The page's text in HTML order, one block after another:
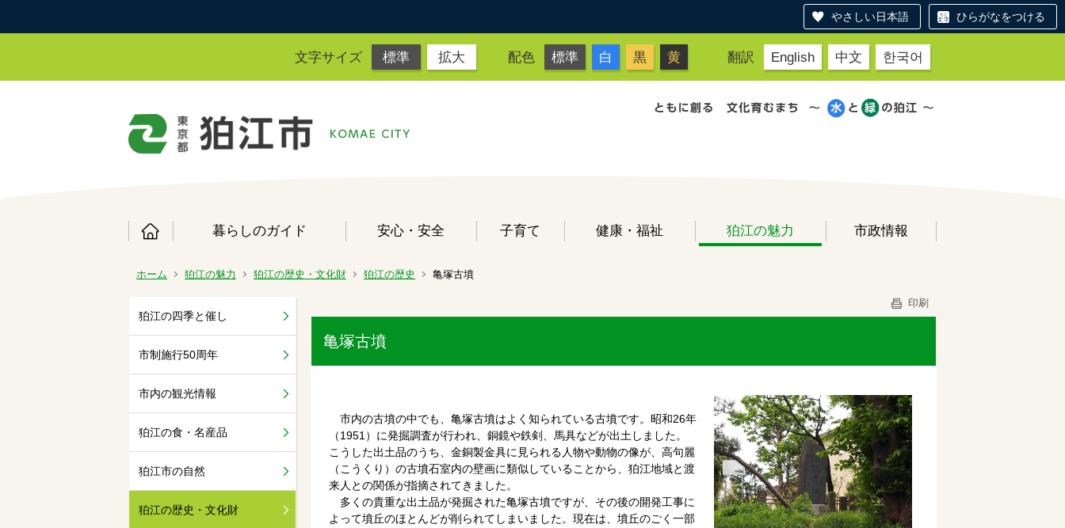
やさしい日本語 ひらがなをつける
文字サイズ 標準 拡大 配色 標準 白 黒 黄 翻訳 English 中文 한국어
暮らしのガイド 安心・安全 子育て 健康・福祉 狛江の魅力 市政情報
ホーム 狛江の魅力 狛江の歴史・文化財 狛江の歴史 亀塚古墳
狛江の四季と催し
市制施行50周年
市内の観光情報
狛江の食・名産品
狛江市の自然
狛江の歴史・文化財
印刷
亀塚古墳
市内の古墳の中でも、亀塚古墳はよく知られている古墳です。昭和26年
（1951）に発掘調査が行われ、銅鏡や鉄剣、馬具などが出土しました。
こうした出土品のうち、金銅製金具に見られる人物や動物の像が、高句麗
（こうくり）の古墳石室内の壁画に類似していることから、狛江地域と渡
来人との関係が指摘されてきました。
多くの貴重な出土品が発掘された亀塚古墳ですが、その後の開発工事に
よって墳丘のほとんどが削られてしまいました。現在は、墳丘のごく一部